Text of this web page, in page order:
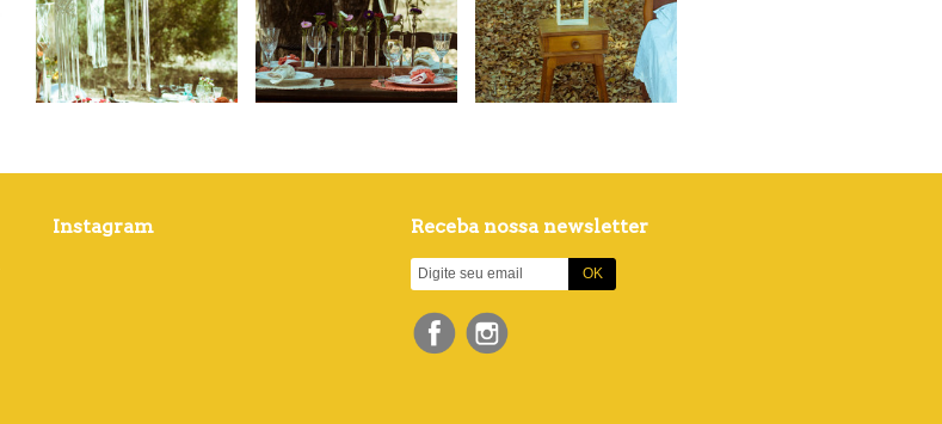
Instagram Receba nossa newsletter